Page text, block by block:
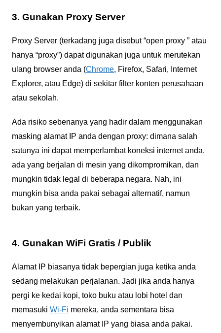
3. Gunakan Proxy Server
Proxy Server (terkadang juga disebut “open proxy ” atau
hanya “proxy”) dapat digunakan juga untuk merutekan
ulang browser anda (Chrome, Firefox, Safari, Internet
Explorer, atau Edge) di sekitar filter konten perusahaan
atau sekolah.
Ada risiko sebenanya yang hadir dalam menggunakan
masking alamat IP anda dengan proxy: dimana salah
satunya ini dapat memperlambat koneksi internet anda,
ada yang berjalan di mesin yang dikompromikan, dan
mungkin tidak legal di beberapa negara. Nah, ini
mungkin bisa anda pakai sebagai alternatif, namun
bukan yang terbaik.
4. Gunakan WiFi Gratis / Publik
Alamat IP biasanya tidak bepergian juga ketika anda
sedang melakukan perjalanan. Jadi jika anda hanya
pergi ke kedai kopi, toko buku atau lobi hotel dan
memasuki Wi-Fi mereka, anda sementara bisa
menyembunyikan alamat IP yang biasa anda pakai.